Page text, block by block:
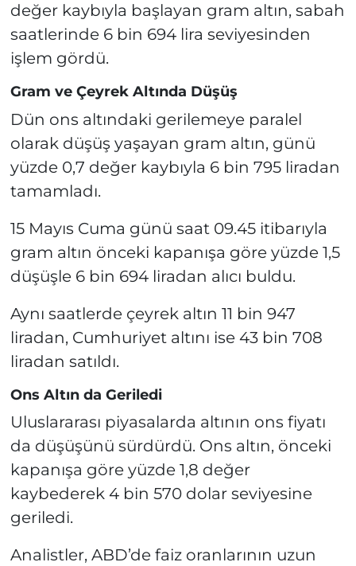
değer kaybıyla başlayan gram altın, sabah
saatlerinde 6 bin 694 lira seviyesinden
işlem gördü.
Gram ve Çeyrek Altında Düşüş
Dün ons altındaki gerilemeye paralel
olarak düşüş yaşayan gram altın, günü
yüzde 0,7 değer kaybıyla 6 bin 795 liradan
tamamladı.
15 Mayıs Cuma günü saat 09.45 itibarıyla
gram altın önceki kapanışa göre yüzde 1,5
düşüşle 6 bin 694 liradan alıcı buldu.
Aynı saatlerde çeyrek altın 11 bin 947
liradan, Cumhuriyet altını ise 43 bin 708
liradan satıldı.
Ons Altın da Geriledi
Uluslararası piyasalarda altının ons fiyatı
da düşüşünü sürdürdü. Ons altın, önceki
kapanışa göre yüzde 1,8 değer
kaybederek 4 bin 570 dolar seviyesine
geriledi.
Analistler, ABD’de faiz oranlarının uzun